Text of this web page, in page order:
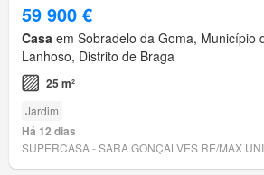
59 900 €
Casa em Sobradelo da Goma, Município
Lanhoso, Distrito de Braga
25 m²
Jardim
Há 12 dias
SUPERCASA - SARA GONÇALVES RE/MAX